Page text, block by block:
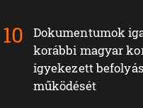
Dokumentumok
korábbi magyar
igyekezett
működését